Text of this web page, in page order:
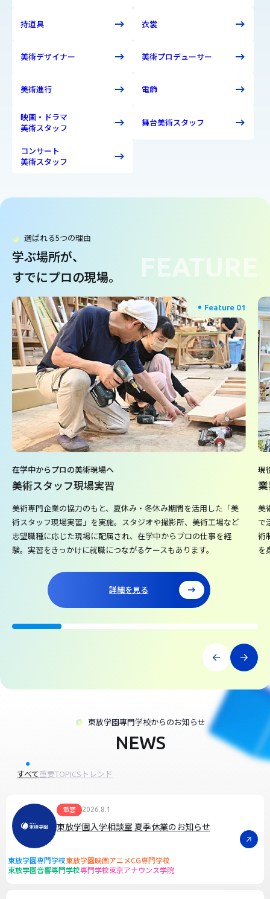
持道具 衣裳
美術デザイナー 美術プロデューサー
美術進行 電飾
映画・ドラマ
美術スタッフ
舞台美術スタッフ
コンサート
美術スタッフ
選ばれる5つの理由
学ぶ場所が、
すでにプロの現場。
FEATURE
Feature 01
在学中からプロの美術現場へ
美術スタッフ現場実習
美術専門企業の協力のもと、夏休み・冬休み期間を活用した「美
術スタッフ現場実習」を実施。スタジオや撮影所、美術工場など
志望職種に応じた現場に配属され、在学中からプロの仕事を経
験。実習をきっかけに就職につながるケースもあります。
詳細を見る
現
美
で
術
を
東放学園専門学校からのお知らせ
NEWS
すべて重要TOPICS トレンド
重要 2026.8.1
東放学園入学相談室 夏季休業のお知らせ
東放学園専門学校東放学園映画アニメCG専門学校
東放学園音響専門学校専門学校東京アナウンス学院